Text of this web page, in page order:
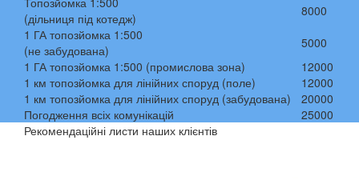
(дільниця під котедж)
8000
1 ГА топозйомка 1:500
(не забудована)
5000
1 ГА топозйомка 1:500 (промислова зона)
12000
1 км топозйомка для лінійних споруд (поле)
12000
1 км топозйомка для лінійних споруд (забудована)
20000
Погодження всіх комунікацій
25000
Рекомендаційні листи наших клієнтів